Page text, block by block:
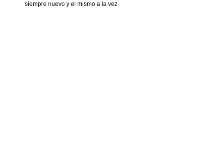
siempre nuevo y el mismo a la vez.